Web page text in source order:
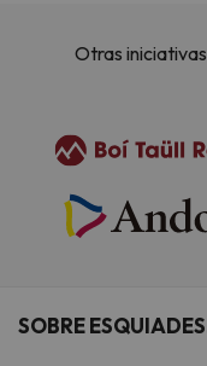
Otras
SOBRE